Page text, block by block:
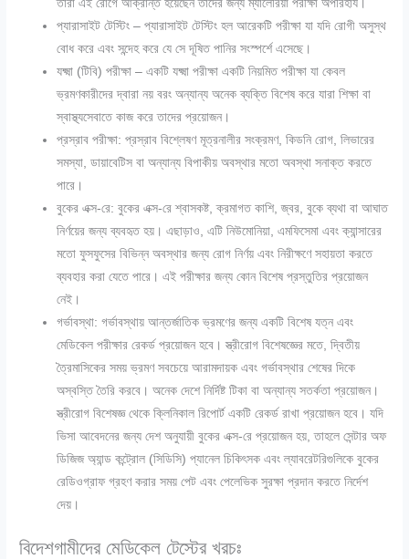
তারা এই রোগে আক্রান্ত হয়েছেন তাদের জন্য ম্যালেরিয়া পরীক্ষা অপরিহার্য।
প্যারাসাইট টেস্টিং – প্যারাসাইট টেস্টিং হল আরেকটি পরীক্ষা যা যদি রোগী অসুস্থ
বোধ করে এবং সন্দেহ করে যে সে দূষিত পানির সংস্পর্শে এসেছে।
যক্ষ্মা (টিবি) পরীক্ষা – একটি যক্ষ্মা পরীক্ষা একটি নিয়মিত পরীক্ষা যা কেবল
ভ্রমণকারীদের দ্বারা নয় বরং অন্যান্য অনেক ব্যক্তি বিশেষ করে যারা শিক্ষা বা
স্বাস্থ্যসেবাতে কাজ করে তাদের প্রয়োজন।
প্রস্রাব পরীক্ষা: প্রস্রাব বিশ্লেষণ মূত্রনালীর সংক্রমণ,কিডনি রোগ,লিভারের
সমস্যা,ডায়াবেটিস বা অন্যান্য বিপাকীয় অবস্থার মতো অবস্থা সনাক্ত করতে
পারে।
বুকের এক্স-রে: বুকের এক্স-রে শ্বাসকষ্ট,ক্রমাগত কাশি,জ্বর,বুকে ব্যথা বা আঘাত
নির্ণয়ের জন্য ব্যবহৃত হয়। এছাড়াও,এটি নিউমোনিয়া,এমফিসেমা এবং ক্যান্সারের
মতো ফুসফুসের বিভিন্ন অবস্থার জন্য রোগ নির্ণয় এবং নিরীক্ষণে সহায়তা করতে
ব্যবহার করা যেতে পারে। এই পরীক্ষার জন্য কোন বিশেষ প্রস্তুতির প্রয়োজন
নেই।
গর্ভাবস্থা: গর্ভাবস্থায় আন্তর্জাতিক ভ্রমণের জন্য একটি বিশেষ যত্ন এবং
মেডিকেল পরীক্ষার রেকর্ড প্রয়োজন হবে। স্ত্রীরোগ বিশেষজ্ঞের মতে,দ্বিতীয়
ত্রৈমাসিকের সময় ভ্রমণ সবচেয়ে আরামদায়ক এবং গর্ভাবস্থার শেষের দিকে
অস্বস্তি তৈরি করবে। অনেক দেশে নির্দিষ্ট টিকা বা অন্যান্য সতর্কতা প্রয়োজন ।
স্ত্রীরোগ বিশেষজ্ঞ থেকে ক্লিনিকাল রিপোর্ট একটি রেকর্ড রাখা প্রয়োজন হবে। যদি
ভিসা আবেদনের জন্য দেশ অনুযায়ী বুকের এক্স-রে প্রয়োজন হয়,তাহলে সেন্টার অফ
ডিজিজ অ্যান্ড কন্ট্রোল (সিডিসি) প্যানেল চিকিৎসক এবং ল্যাবরেটরিগুলিকে বুকের
রেডিওগ্রাফ গ্রহণ করার সময় পেট এবং পেলেভিক সুরক্ষা প্রদান করতে নির্দেশ
দেয়।
বিদেশগামীদের মেডিকেল টেস্টের খরচঃ